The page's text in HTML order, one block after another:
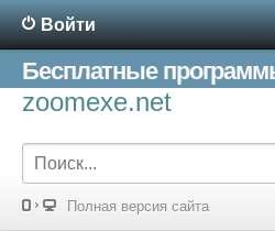
Войти
Бесплатные
zoomexe.net
Полная версия сайта